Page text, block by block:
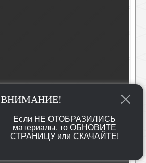
ВНИМАНИЕ!
Если НЕ ОТОБРАЗИЛИСЬ
материалы, то ОБНОВИТЕ
СТРАНИЦУ или СКАЧАЙТЕ!